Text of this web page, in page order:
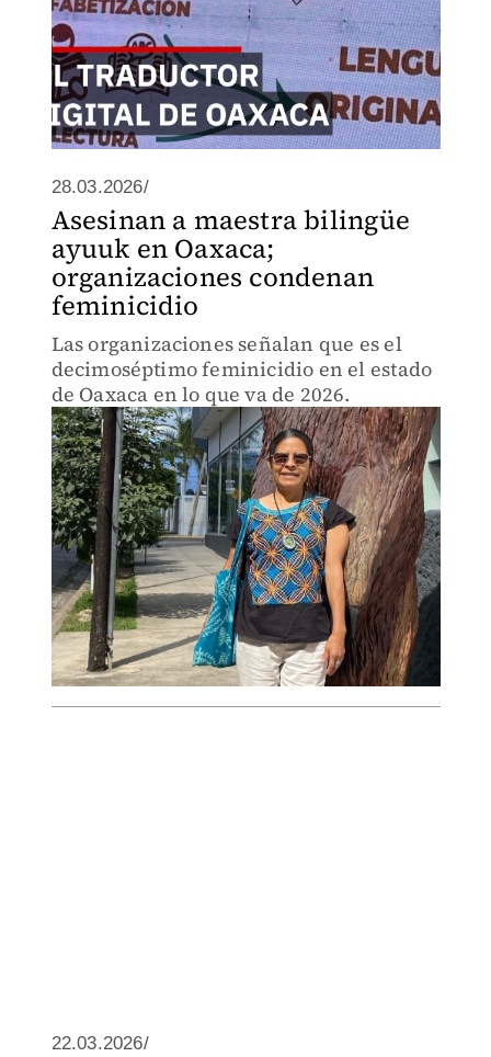
28.03.2026/
Asesinan a maestra bilingüe
ayuuk en Oaxaca;
organizaciones condenan
feminicidio
Las organizaciones señalan que es el
decimoséptimo feminicidio en el estado
de Oaxaca en lo que va de 2026.
22.03.2026/